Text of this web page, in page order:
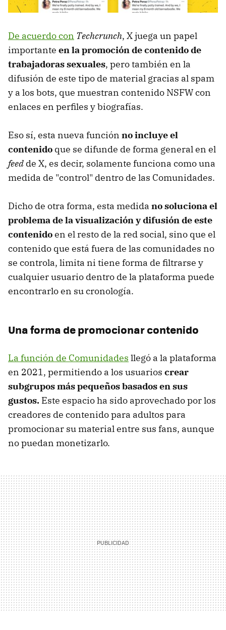
De acuerdo con Techcrunch, X juega un papel
importante en la promoción de contenido de
trabajadoras sexuales, pero también en la
difusión de este tipo de material gracias al spam
y a los bots, que muestran contenido NSFW con
enlaces en perfiles y biografías.
Eso sí, esta nueva función no incluye el
contenido que se difunde de forma general en el
feed de X, es decir, solamente funciona como una
medida de "control" dentro de las Comunidades.
Dicho de otra forma, esta medida no soluciona el
problema de la visualización y difusión de este
contenidoen el resto de la red social, sino que el
contenido que está fuera de las comunidades no
se controla, limita ni tiene forma de filtrarse y
cualquier usuario dentro de la plataforma puede
encontrarlo en su cronología.
Una forma de promocionar contenido
La función de Comunidades llegó a la plataforma
en 2021, permitiendo a los usuarios crear
subgrupos más pequeños basados en sus
gustos. Este espacio ha sido aprovechado por los
creadores de contenido para adultos para
promocionar su material entre sus fans, aunque
no puedan monetizarlo.